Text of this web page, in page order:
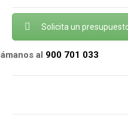
Solicita un
al 900 701 033